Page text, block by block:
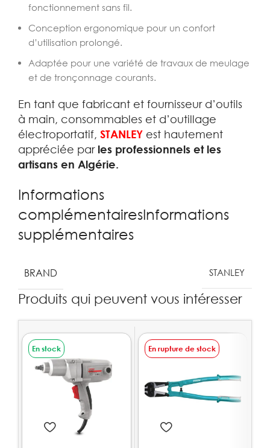
fonctionnement sans fil.
Conception ergonomique pour un confort
d’utilisation prolongé.
Adaptée pour une variété de travaux de meulage
et de tronçonnage courants.
En tant que fabricant et fournisseur d’outils
à main, consommables et d’outillage
électroportatif, STANLEY est hautement
appréciée par les professionnels et les
artisans en Algérie.
Informations
complémentairesInformations
supplémentaires
BRAND STANLEY
Produits qui peuvent vous intéresser
En stock En rupture de stock